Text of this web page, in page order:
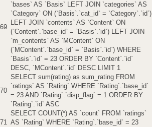
69
`bases` AS `Basis` LEFT JOIN `categories` AS
`Category` ON (`Basis`.`cat_id` = `Category`.`id`)
LEFT JOIN `contents` AS `Content` ON
(`Content`.`base_id` = `Basis`.`id`) LEFT JOIN
`m_contents` AS `MContent` ON
(`MContent`.`base_id` = `Basis`.`id`) WHERE
`Basis`.`id` = 23 ORDER BY `Content`.`id`
DESC, `MContent`.`id` DESC LIMIT 1
70
SELECT sum(rating) as sum_rating FROM
`ratings` AS `Rating` WHERE `Rating`.`base_id`
= 23 AND `Rating`.`disp_flag` = 1 ORDER BY
`Rating`.`id` ASC
71
SELECT COUNT(*) AS `count` FROM `ratings`
AS `Rating` WHERE `Rating`.`base_id` = 23